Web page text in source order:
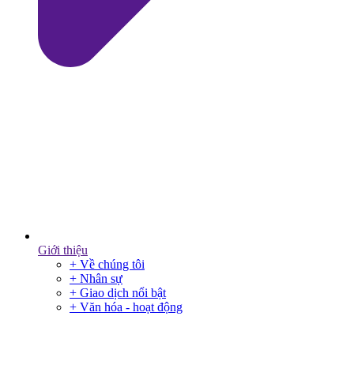
Giới thiệu
+ Về chúng tôi
+ Nhân sự
+ Giao dịch nổi bật
+ Văn hóa - hoạt động